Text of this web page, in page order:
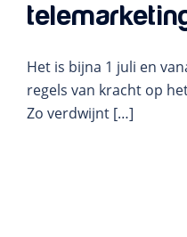
Het is bijna 1 juli en
regels van kracht op
Zo verdwijnt […]